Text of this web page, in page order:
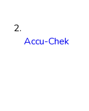
Accu-Chek